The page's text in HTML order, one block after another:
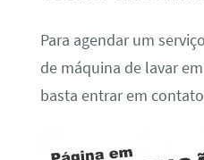
Para agendar um
de máquina de lavar
basta entrar em